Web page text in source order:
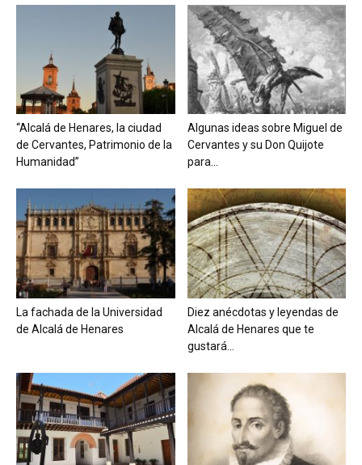
“Alcalá de Henares, la ciudad
de Cervantes, Patrimonio de la
Humanidad”
Algunas ideas sobre Miguel de
Cervantes y su Don Quijote
para...
La fachada de la Universidad
de Alcalá de Henares
Diez anécdotas y leyendas de
Alcalá de Henares que te
gustará...